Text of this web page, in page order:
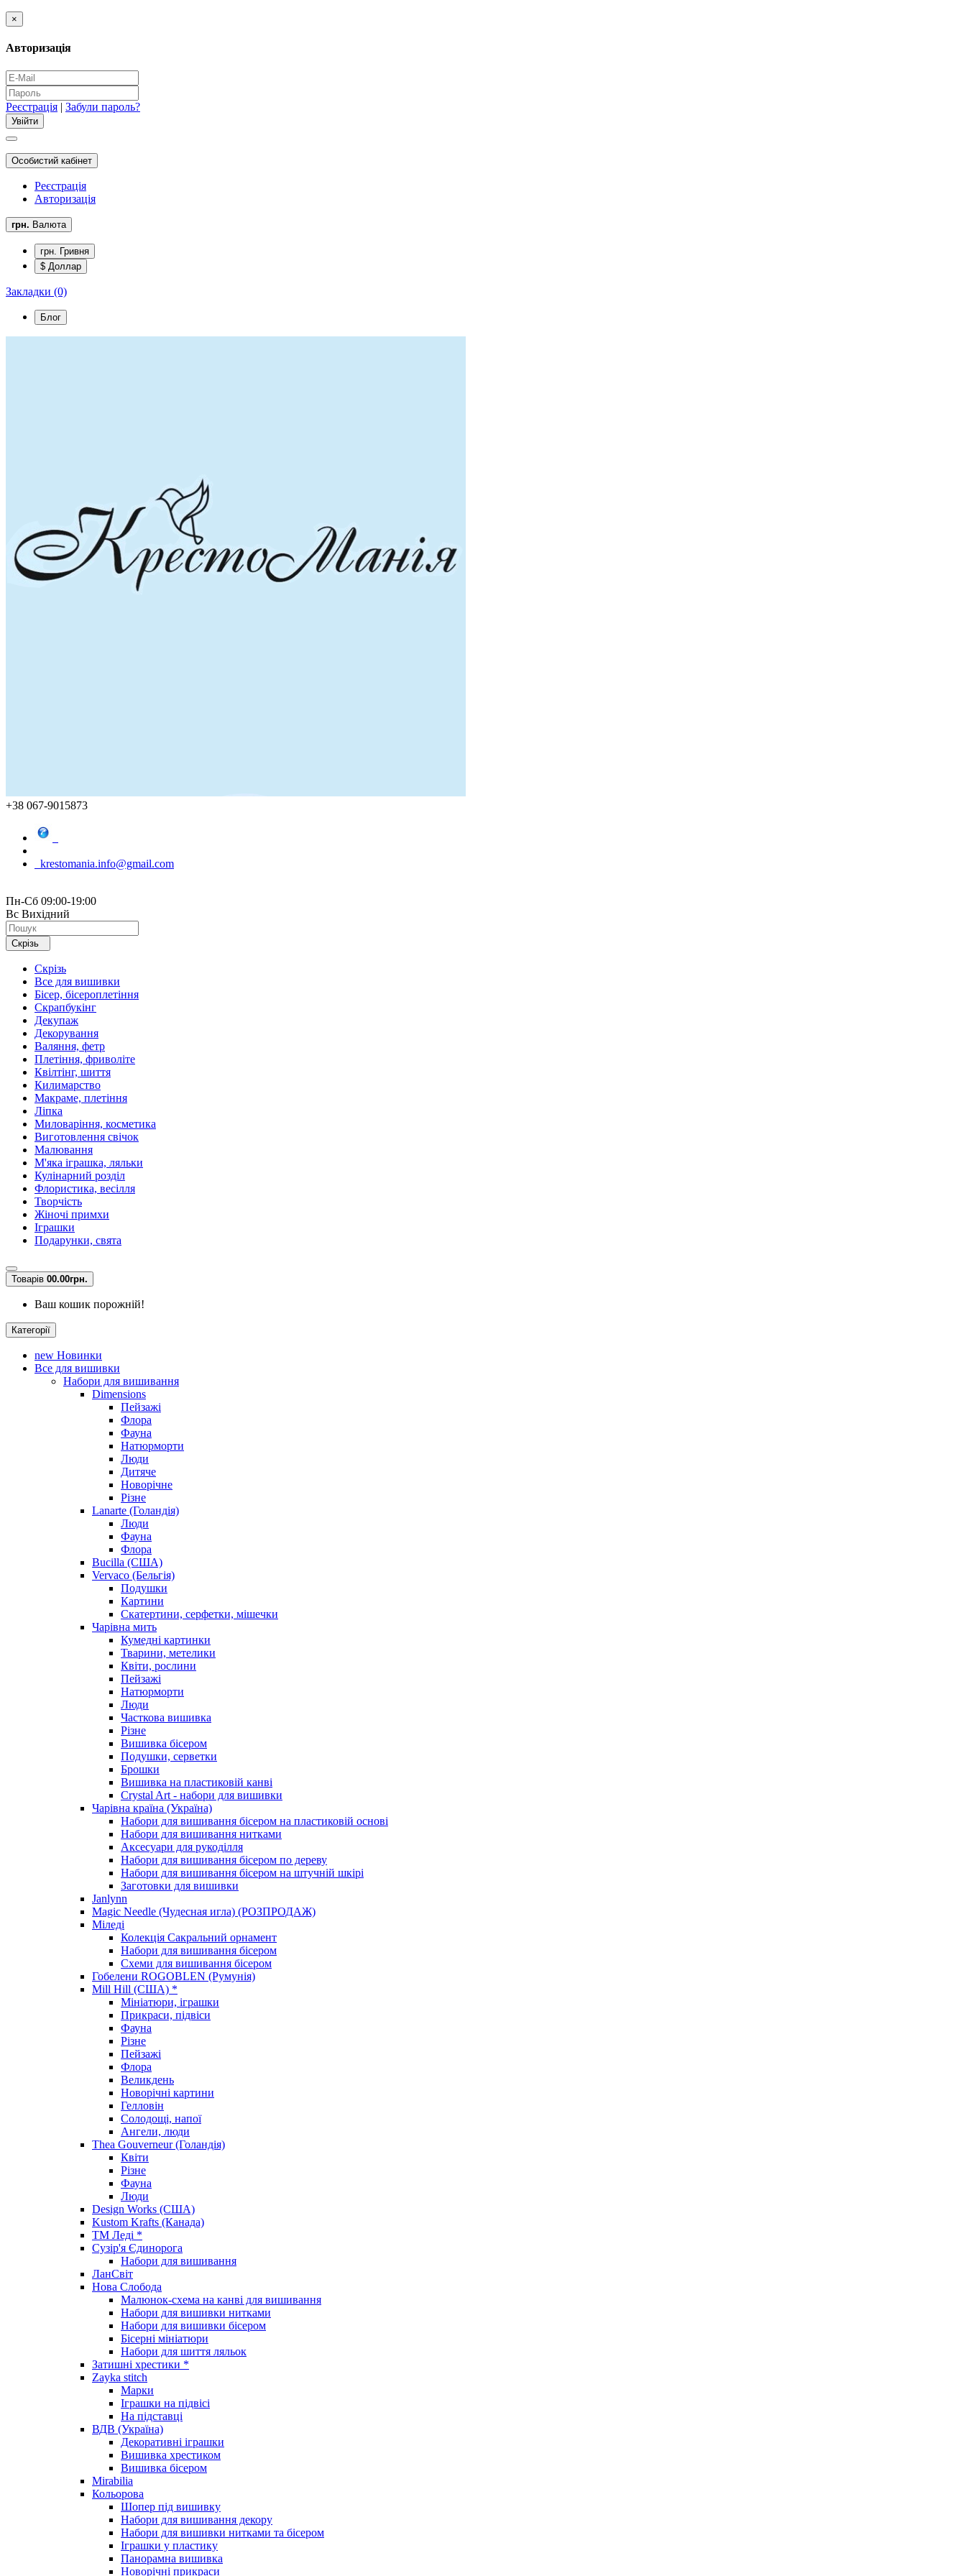
×
Авторизація
Реєстрація | Забули пароль?
Особистий кабінет
Реєстрація
Авторизація
грн. Валюта
грн. Гривня
$ Доллар
Закладки (0)
Блог
+38 067-9015873
krestomania.info@gmail.com
Пн-Сб 09:00-19:00
Вс Вихідний
Скрізь
Скрізь
Все для вишивки
Бісер, бісероплетіння
Скрапбукінг
Декупаж
Декорування
Валяння, фетр
Плетіння, фриволіте
Квілтінг, шиття
Килимарство
Макраме, плетіння
Ліпка
Миловаріння, косметика
Виготовлення свічок
Малювання
М'яка іграшка, ляльки
Кулінарний розділ
Флористика, весілля
Творчість
Жіночі примхи
Іграшки
Подарунки, свята
Товарів 00.00грн.
Ваш кошик порожній!
Категорії
new Новинки
Все для вишивки
Набори для вишивання
Dimensions
Пейзажі
Флора
Фауна
Натюрморти
Люди
Дитяче
Новорічне
Різне
Lanarte (Голандія)
Люди
Фауна
Флора
Bucilla (США)
Vervaco (Бельгія)
Подушки
Картини
Скатертини, серфетки, мішечки
Чарiвна мить
Кумедні картинки
Тварини, метелики
Квіти, рослини
Пейзажі
Натюрморти
Люди
Часткова вишивка
Різне
Вишивка бісером
Подушки, серветки
Брошки
Вишивка на пластиковій канві
Crystal Art - набори для вишивки
Чарівна країна (Україна)
Набори для вишивання бісером на пластиковій основі
Набори для вишивання нитками
Аксесуари для рукоділля
Набори для вишивання бісером по дереву
Набори для вишивання бісером на штучній шкірі
Заготовки для вишивки
Janlynn
Magic Needle (Чудесная игла) (РОЗПРОДАЖ)
Міледі
Колекція Сакральний орнамент
Набори для вишивання бісером
Схеми для вишивання бісером
Гобелени ROGOBLEN (Румунія)
Mill Hill (США) *
Мініатюри, іграшки
Прикраси, підвіси
Фауна
Різне
Пейзажі
Флора
Великдень
Новорічні картини
Гелловін
Солодощі, напої
Ангели, люди
Thea Gouverneur (Голандія)
Квіти
Різне
Фауна
Люди
Design Works (США)
Kustom Krafts (Канада)
ТМ Леді *
Сузір'я Єдинорога
Набори для вишивання
ЛанСвіт
Нова Слобода
Малюнок-схема на канві для вишивання
Набори для вишивки нитками
Набори для вишивки бісером
Бісерні мініатюри
Набори для шиття ляльок
Затишні хрестики *
Zayka stitch
Марки
Іграшки на підвісі
На підставці
ВДВ (Україна)
Декоративні іграшки
Вишивка хрестиком
Вишивка бісером
Mirabilia
Кольорова
Шопер під вишивку
Набори для вишивання декору
Набори для вишивки нитками та бісером
Іграшки у пластику
Панорамна вишивка
Новорічні прикраси